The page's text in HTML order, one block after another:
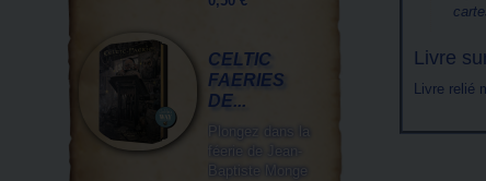
Livre
Livre relié
CELTIC
FAERIES
DE...
Plongez dans la
féerie de Jean-
Baptiste Monge